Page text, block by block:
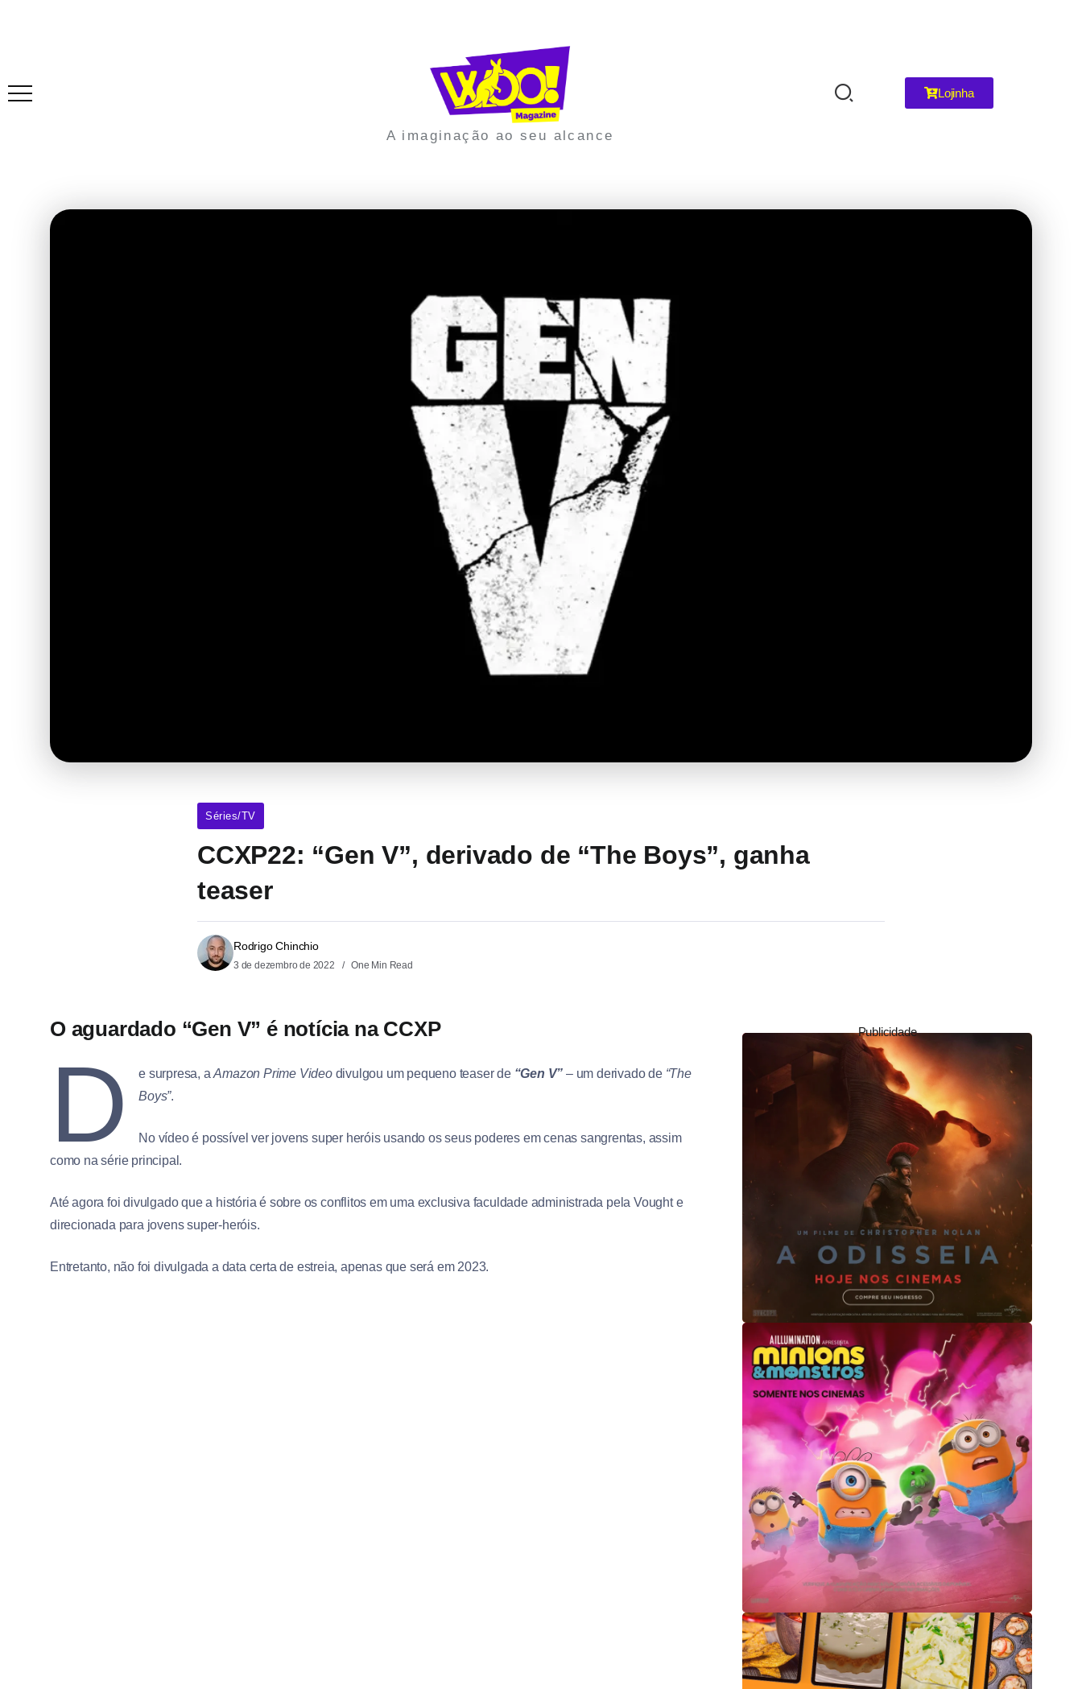
A imaginação ao seu alcance
Lojinha
Séries/TV
CCXP22: “Gen V”, derivado de “The Boys”, ganha
teaser
Rodrigo Chinchio
3 de dezembro de 2022 One Min Read
O aguardado “Gen V” é notícia na CCXP
D e surpresa, aAmazon Prime Videodivulgou um pequeno teaser de “Gen V” – um derivado de “The
Boys”.
No vídeo é possível ver jovens super heróis usando os seus poderes em cenas sangrentas, assim
como na série principal.
Até agora foi divulgado que a história é sobre os conflitos em uma exclusiva faculdade administrada pela Vought e
direcionada para jovens super-heróis.
Entretanto, não foi divulgada a data certa de estreia, apenas que será em 2023.
Publicidade